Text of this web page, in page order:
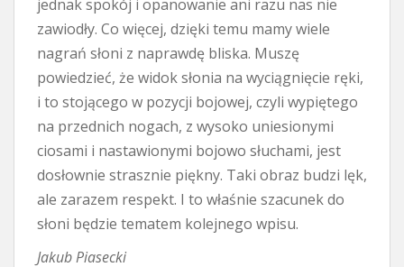
jednak spokój i opanowanie ani razu nas nie
zawiodły. Co więcej, dzięki temu mamy wiele
nagrań słoni z naprawdę bliska. Muszę
powiedzieć, że widok słonia na wyciągnięcie ręki,
i to stojącego w pozycji bojowej, czyli wypiętego
na przednich nogach, z wysoko uniesionymi
ciosami i nastawionymi bojowo słuchami, jest
dosłownie strasznie piękny. Taki obraz budzi lęk,
ale zarazem respekt. I to właśnie szacunek do
słoni będzie tematem kolejnego wpisu.
Jakub Piasecki